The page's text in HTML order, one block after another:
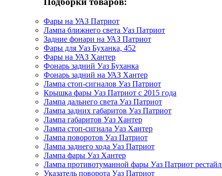
Фары на УАЗ Патриот
Лампа ближнего света Уаз Патриот
Задние фонари на УАЗ Патриот
Фары для Уаз Буханка, 452
Фары на УАЗ Хантер
Фонарь задний Уаз Буханка
Фонарь задний на УАЗ Хантер
Лампа стоп-сигналов Уаз Патриот
Крышка фары Уаз Патриот с 2015 года
Лампа дальнего света Уаз Патриот
Лампа задних габаритов Уаз Патриот
Лампа габаритов Уаз Хантер
Лампа стоп-сигнала Уаз Хантер
Лампа поворотов Уаз Патриот
Лампа заднего хода Уаз Патриот
Лампа фары Уаз Хантер
Лампа противотуманной фары Уаз Патриот
Указатель поворота Уаз Патриот